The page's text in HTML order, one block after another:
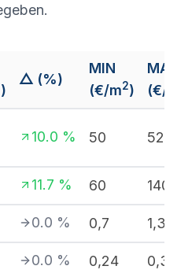
)
△ (%)
MIN
(€/m2)
(€/
10.0 % 50 520
11.7 % 60 140
0.0 % 0,7 1,3
0.0 % 0,24